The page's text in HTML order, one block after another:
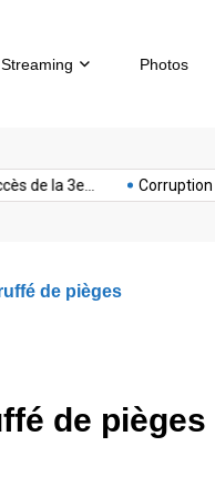
Streaming Photos
la 3e... Corruption à
Spectacle Sport
de pièges
de pièges